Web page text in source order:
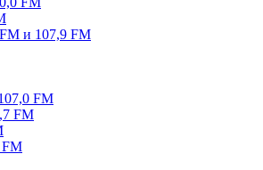
и 107,9 FM
FM
FM